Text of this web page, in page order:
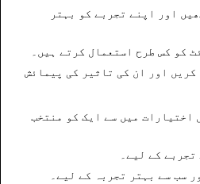
اور اپنے تجربے کو بہتر
کو کس طرح استعمال کرتے ہیں۔
اور ان کی تاثیر کی پیمائش
اختیارات میں سے ایک کو منتخب
کے لیے۔
سب سے بہتر تجربہ کے لیے۔